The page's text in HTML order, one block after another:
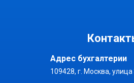
Адрес бухгалтерии
109428, г. Москва,